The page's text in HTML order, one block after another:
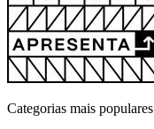
Categorias mais populares